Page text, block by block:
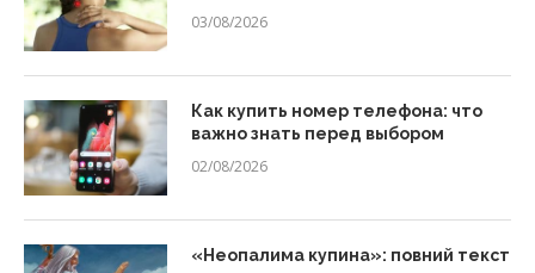
03/08/2026
Как купить номер телефона: что
важно знать перед выбором
02/08/2026
«Неопалима купина»: повний текст